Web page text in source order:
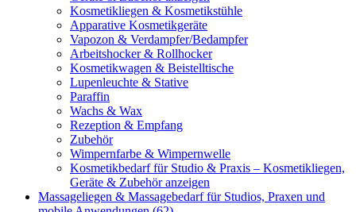
Kosmetikliegen & Kosmetikstühle
Apparative Kosmetikgeräte
Vapozon & Verdampfer/Bedampfer
Arbeitshocker & Rollhocker
Kosmetikwagen & Beistelltische
Lupenleuchte & Stative
Paraffin
Wachs & Wax
Rezeption & Empfang
Zubehör
Wimpernfarbe & Wimpernwelle
Kosmetikbedarf für Studio & Praxis – Kosmetikliegen,
Geräte & Zubehör anzeigen
Massageliegen & Massagebedarf für Studios, Praxen und